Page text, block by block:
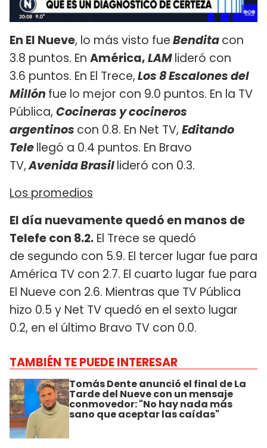
En El Nueve, lo más visto fueBenditacon
3.8 puntos. En América,LAMlideró con
3.6 puntos. En El Trece,Los 8 Escalones del
Millón fue lo mejor con 9.0 puntos. En la TV
Pública, Cocineras y cocineros
argentinos con 0.8. En Net TV, Editando
Telellegó a 0.4 puntos. En Bravo
TV,Avenida Brasillideró con 0.3.
Los promedios
El día nuevamente quedó en manos de
Telefe con 8.2. El Trece se quedó
de segundo con 5.9. El tercer lugar fue para
América TV con 2.7. El cuarto lugar fue para
El Nueve con 2.6. Mientras que TV Pública
hizo 0.5 y Net TV quedó en el sexto lugar
0.2, en el último Bravo TV con 0.0.
TAMBIÉN TE PUEDE INTERESAR
Tomás Dente anunció el final de La
Tarde del Nueve con un mensaje
conmovedor: "No hay nada más
sano que aceptar las caídas"